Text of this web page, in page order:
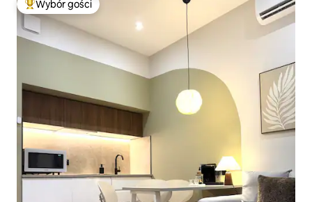
Najpopularniejsze z kategorii Wybór gości
Wybór gości